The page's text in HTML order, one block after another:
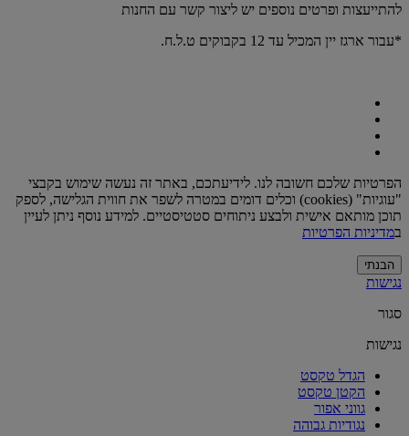
להתייעצות ופרטים נוספים יש ליצור קשר עם החנות
*עבור ארגז יין המכיל עד 12 בקבוקים ט.ל.ח.
הפרטיות שלכם חשובה לנו. לידיעתכם, באתר זה נעשה שימוש בקבצי
"עוגיות" (cookies) וכלים דומים במטרה לשפר את חווית הגלישה, לספק
תוכן מותאם אישית ולבצע ניתוחים סטטיסטיים. למידע נוסף ניתן לעיין
במדיניות הפרטיות
הבנתי
נגישות
סגור
נגישות
הגדל טקסט
הקטן טקסט
גווני אפור
נגודיות גבוהה